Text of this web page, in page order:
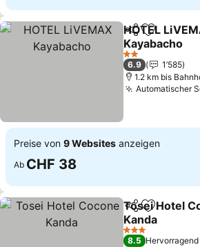
TeilenZu
HOTEL
Kayabacho
2 Sterne
6.9
1’585
1.2 km bis
Automatischer
Preise von 9 Websites anzeigen
Ab CHF 38
TeilenZu
Tosei Hotel
Kanda
3 Sterne
8.5 Hervorragend